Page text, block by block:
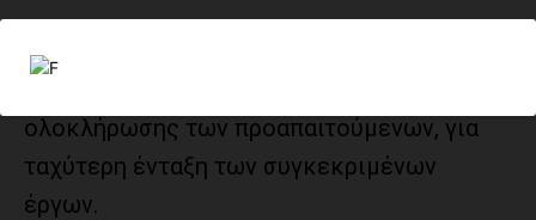
Σημειώνεται ότι ο Αντιπεριφερειάρχης,
ολοκλήρωσης των προαπαιτούμενων, για
ταχύτερη ένταξη των συγκεκριμένων
έργων.